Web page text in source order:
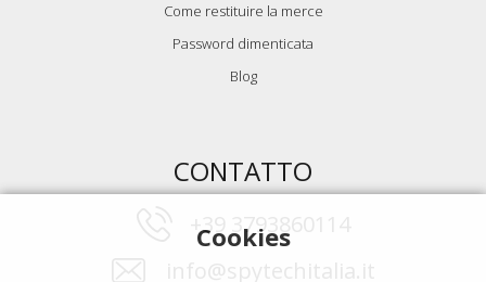
Come restituire la merce
Password dimenticata
Blog
CONTATTO
+39 3793860114
Cookies